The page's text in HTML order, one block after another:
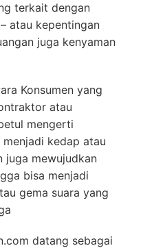
terkait dengan
atau kepentingan
juga kenyaman
Konsumen yang
atau
mengerti
kedap atau
juga mewujudkan
bisa menjadi
gema suara yang
datang sebagai